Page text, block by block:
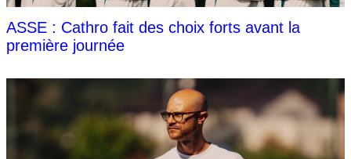
ASSE : Cathro fait des choix forts avant la
première journée